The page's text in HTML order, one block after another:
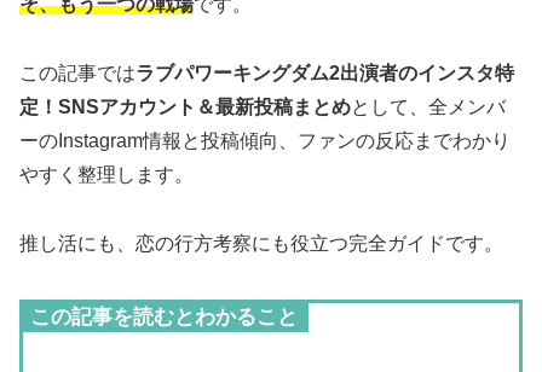
そ、もう一つの戦場です。
この記事ではラブパワーキングダム2出演者のインスタ特
定！SNSアカウント＆最新投稿まとめとして、全メンバ
ーのInstagram情報と投稿傾向、ファンの反応までわかり
やすく整理します。
推し活にも、恋の行方考察にも役立つ完全ガイドです。
この記事を読むとわかること